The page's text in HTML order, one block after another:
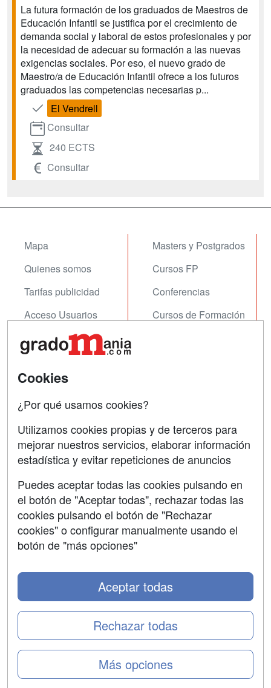
La futura formación de los graduados de Maestros de
Educación Infantil se justifica por el crecimiento de
demanda social y laboral de estos profesionales y por
la necesidad de adecuar su formación a las nuevas
exigencias sociales. Por eso, el nuevo grado de
Maestro/a de Educación Infantil ofrece a los futuros
graduados las competencias necesarias p...
El Vendrell
Consultar
240 ECTS
Consultar
Mapa
Quienes somos
Tarifas publicidad
Acceso Usuarios
Acceso Centros
Masters y Postgrados
Cursos FP
Conferencias
Cursos de Formación
Contactar
Copyleft
Grupo formazion:
Copyright 2000-2026 Formazion Web, S.L. - Calle
Fermín Caballero, 62 - 28034 Madrid Tel: 91 533 70 78
Cookies
¿Por qué usamos cookies?
Utilizamos cookies propias y de terceros para
mejorar nuestros servicios, elaborar información
estadística y evitar repeticiones de anuncios
Puedes aceptar todas las cookies pulsando en
el botón de "Aceptar todas", rechazar todas las
cookies pulsando el botón de "Rechazar
cookies" o configurar manualmente usando el
botón de "más opciones"
Más opciones
Rechazar todas
Aceptar todas